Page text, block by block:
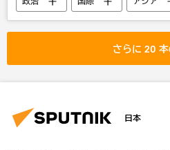
北朝鮮
米朝関係
さらに 20
日本